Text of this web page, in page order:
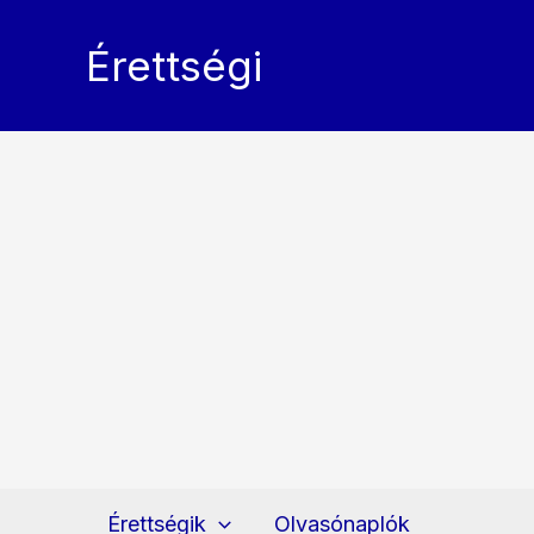
Érettségi
Érettségik Olvasónaplók